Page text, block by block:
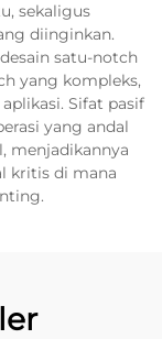
sekaligus
diinginkan.
satu-notch
yang kompleks,
Sifat pasif
yang andal
menjadikannya
kritis di mana